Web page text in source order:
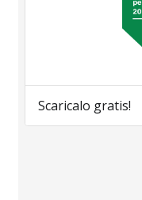
Scaricalo gratis!